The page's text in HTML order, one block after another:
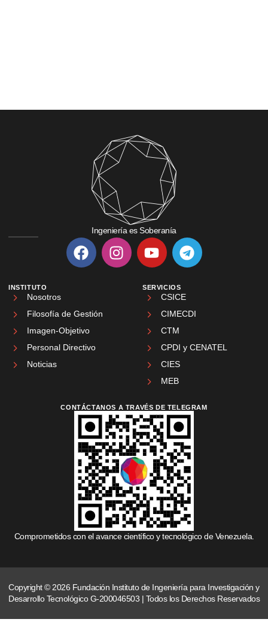
Ingeniería es Soberanía
INSTITUTO
Nosotros
Filosofía de Gestión
Imagen-Objetivo
Personal Directivo
Noticias
SERVICIOS
CSICE
CIMECDI
CTM
CPDI y CENATEL
CIES
MEB
CONTÁCTANOS A TRAVÉS DE TELEGRAM
Comprometidos con el avance científico y tecnológico de Venezuela.
Copyright © 2026 Fundación Instituto de Ingeniería para Investigación y
Desarrollo Tecnológico G-200046503 | Todos los Derechos Reservados